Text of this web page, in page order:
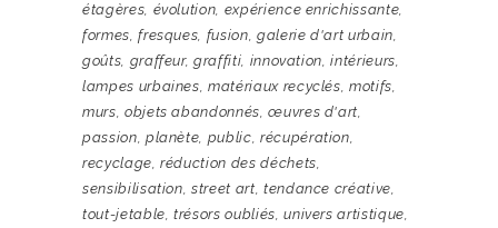
étagères, évolution, expérience enrichissante,
formes,fresques, fusion, galerie d'art urbain,
goûts, graffeur,graffiti, innovation,intérieurs,
lampes urbaines,matériaux recyclés,motifs,
murs, objets abandonnés,œuvres d'art,
passion, planète, public, récupération,
recyclage,réduction des déchets,
sensibilisation,street art, tendance créative,
tout-jetable,trésors oubliés,univers artistique,